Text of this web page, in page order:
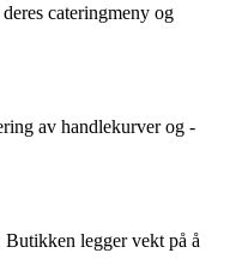
cateringmeny og
av handlekurver og -
legger vekt på å